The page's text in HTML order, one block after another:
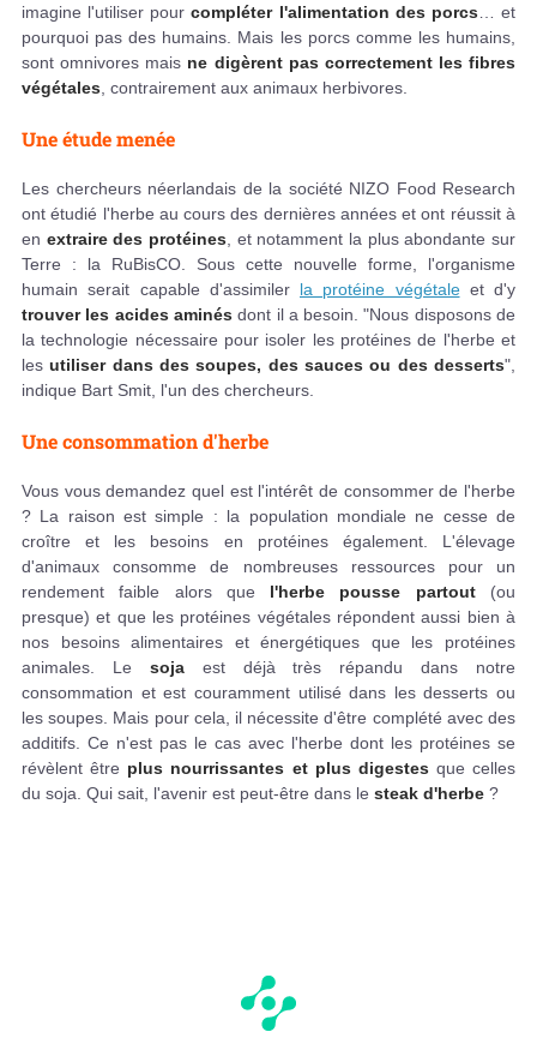
imagine l'utiliser pourcompléter l'alimentation des porcs… et
pourquoi pas des humains. Mais les porcs comme les humains,
sont omnivores mais ne digèrent pas correctement les fibres
végétales , contrairement aux animaux herbivores.
Une étude menée
Les chercheurs néerlandais de la société NIZO Food Research
ont étudié l'herbe au cours des dernières années et ont réussit à
en extraire des protéines , et notamment la plus abondante sur
Terre : la RuBisCO. Sous cette nouvelle forme, l'organisme
humain serait capable d'assimiler la protéine végétaleet d'y
trouver les acides aminésdont il a besoin. "Nous disposons de
la technologie nécessaire pour isoler les protéines de l'herbe et
lesutiliser dans des soupes, des sauces ou des desserts",
indique Bart Smit, l'un des chercheurs.
Une consommation d'herbe
Vous vous demandez quel est l'intérêt de consommer de l'herbe
? La raison est simple : la population mondiale ne cesse de
croître et les besoins en protéines également. L'élevage
d'animaux consomme de nombreuses ressources pour un
rendement faible alors que l'herbe pousse partout(ou
presque) et que les protéines végétales répondent aussi bien à
nos besoins alimentaires et énergétiques que les protéines
animales. Le sojaest déjà très répandu dans notre
consommation et est couramment utilisé dans les desserts ou
les soupes. Mais pour cela, il nécessite d'être complété avec des
additifs. Ce n'est pas le cas avec l'herbe dont les protéines se
révèlent être plus nourrissantes et plus digestesque celles
du soja. Qui sait, l'avenir est peut-être dans le steak d'herbe ?